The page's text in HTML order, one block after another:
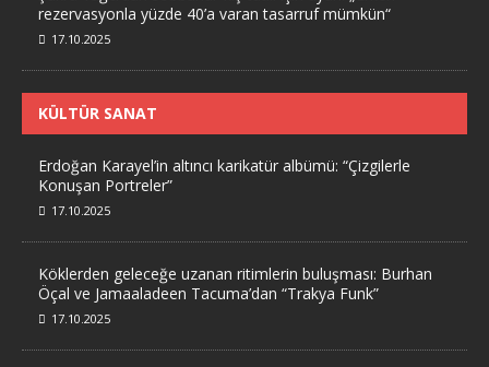
rezervasyonla yüzde 40’a varan tasarruf mümkün“
17.10.2025
KÜLTÜR SANAT
Erdoğan Karayel’in altıncı karikatür albümü: “Çizgilerle
Konuşan Portreler”
17.10.2025
Köklerden geleceğe uzanan ritimlerin buluşması: Burhan
Öçal ve Jamaaladeen Tacuma’dan “Trakya Funk”
17.10.2025